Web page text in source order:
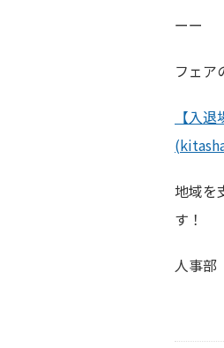
ーー
フェア
【入
地域を
す！
人事